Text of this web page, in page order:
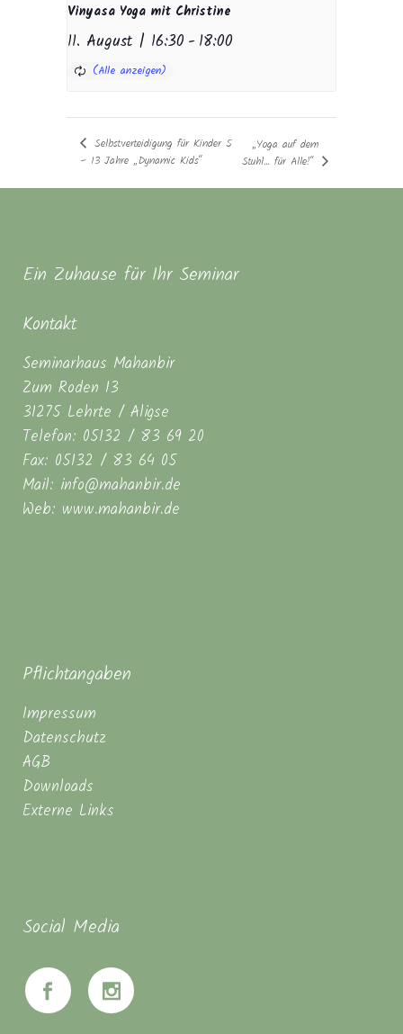
Vinyasa Yoga mit Christine
11. August | 16:30 -18:00
Selbstverteidigung für Kinder 5
– 13 Jahre „Dynamic Kids“
„Yoga auf dem
Stuhl… für Alle!“
Ein Zuhause für Ihr Seminar
Kontakt
Seminarhaus Mahanbir
Zum Roden 13
31275 Lehrte / Aligse
Telefon: 05132 / 83 69 20
Fax: 05132 / 83 64 05
Mail: info@mahanbir.de
Web: www.mahanbir.de
Pflichtangaben
Impressum
Datenschutz
AGB
Downloads
Externe Links
Social Media